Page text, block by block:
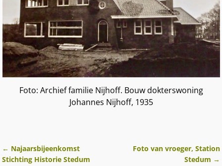
Foto: Archief familie Nijhoff. Bouw dokterswoning
Johannes Nijhoff, 1935
Berichtnavigatie
← Najaarsbijeenkomst
Stichting Historie Stedum
Foto van vroeger, Station
Stedum →